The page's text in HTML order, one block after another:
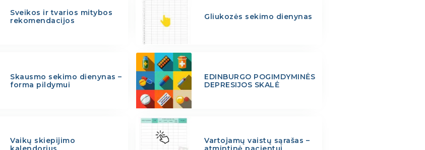
Sveikos ir tvarios mitybos
rekomendacijos
Gliukozės sekimo dienynas
Skausmo sekimo dienynas –
forma pildymui
EDINBURGO POGIMDYMINĖS
DEPRESIJOS SKALĖ
Vaikų skiepijimo
Vartojamų vaistų sąrašas –